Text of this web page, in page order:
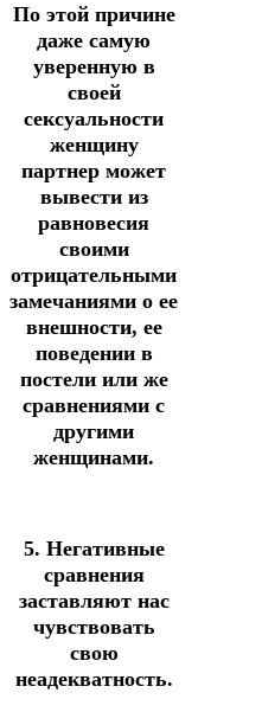
По этой причине
даже самую
уверенную в
своей
сексуальности
женщину
партнер может
вывести из
равновесия
своими
отрицательными
замечаниями о ее
внешности, ее
поведении в
постели или же
сравнениями с
другими
женщинами.
5. Негативные
сравнения
заставляют нас
чувствовать
свою
неадекватность.